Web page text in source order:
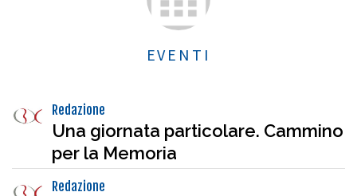
EVENTI
Redazione
Una giornata particolare. Cammino
per la Memoria
Redazione